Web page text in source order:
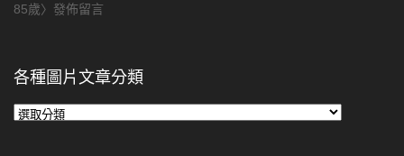
85歲〉發佈留言
各種圖片文章分類
各